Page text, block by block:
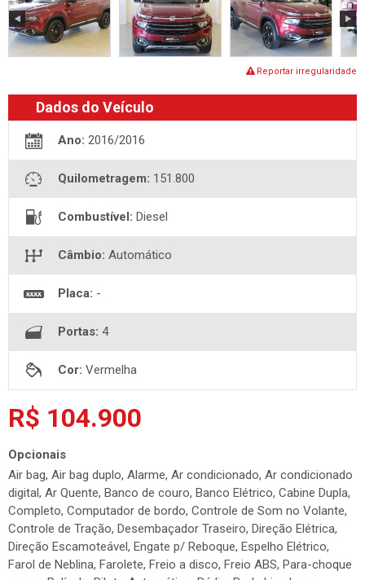
Reportar irregularidade
Dados do Veículo
Ano: 2016/2016
Quilometragem: 151.800
Combustível: Diesel
Câmbio: Automático
Placa: -
Portas: 4
Cor: Vermelha
R$ 104.900
Opcionais
Air bag, Air bag duplo, Alarme, Ar condicionado, Ar condicionado
digital, Ar Quente, Banco de couro, Banco Elétrico, Cabine Dupla,
Completo, Computador de bordo, Controle de Som no Volante,
Controle de Tração, Desembaçador Traseiro, Direção Elétrica,
Direção Escamoteável, Engate p/ Reboque, Espelho Elétrico,
Farol de Neblina, Farolete, Freio a disco, Freio ABS, Para-choque